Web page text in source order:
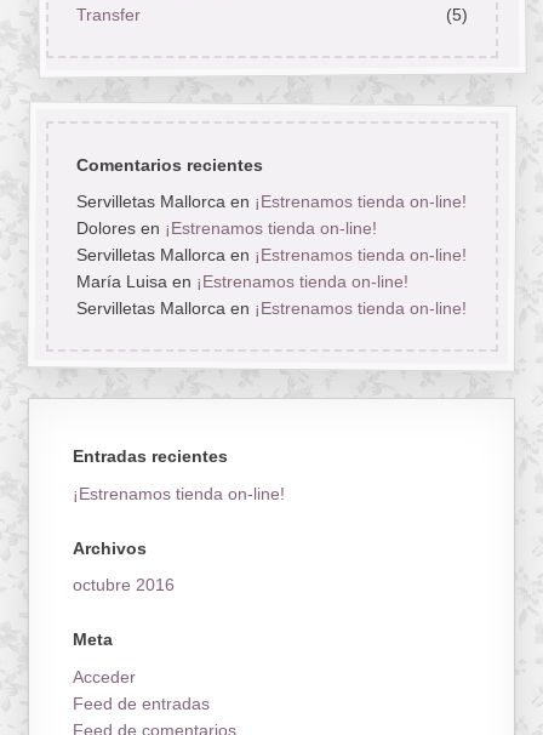
Transfer
(5)
Comentarios recientes
Servilletas Mallorcaen ¡Estrenamos tienda on-line!
Doloresen ¡Estrenamos tienda on-line!
Servilletas Mallorcaen ¡Estrenamos tienda on-line!
María Luisaen ¡Estrenamos tienda on-line!
Servilletas Mallorcaen ¡Estrenamos tienda on-line!
Entradas recientes
¡Estrenamos tienda on-line!
Archivos
octubre 2016
Meta
Acceder
Feed de entradas
Feed de comentarios